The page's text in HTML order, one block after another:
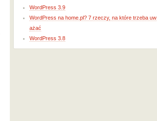
WordPress 3.9
WordPress na home.pl? 7 rzeczy, na które trzeba uw
ażać
WordPress 3.8